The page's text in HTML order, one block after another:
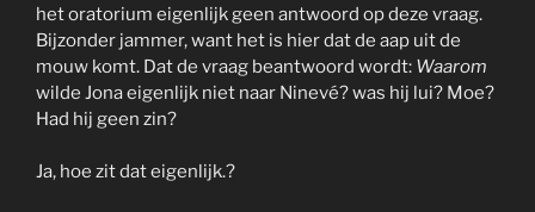
het oratorium eigenlijk geen antwoord op deze vraag.
Bijzonder jammer, want het is hier dat de aap uit de
mouw komt. Dat de vraag beantwoord wordt: Waarom
wilde Jona eigenlijk niet naar Ninevé? was hij lui? Moe?
Had hij geen zin?
Ja, hoe zit dat eigenlijk.?